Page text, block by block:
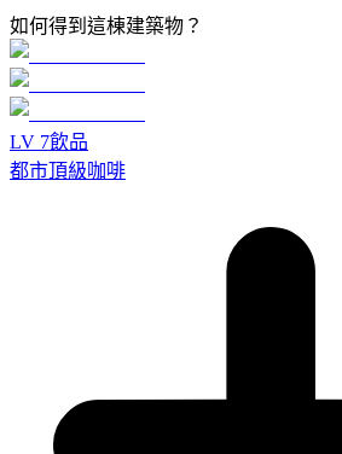
如何得到這棟建築物？
LV 7飲品
都市頂級咖啡